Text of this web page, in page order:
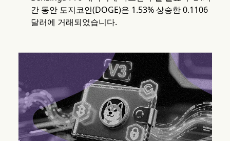
간 동안 도지코인(DOGE)은 1.53% 상승한 0.1106
달러에 거래되었습니다.